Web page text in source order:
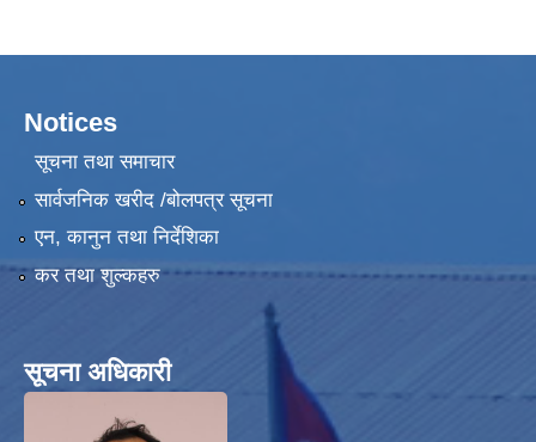
Notices
सूचना तथा समाचार
सार्वजनिक खरीद /बोलपत्र सूचना
एन, कानुन तथा निर्देशिका
कर तथा शुल्कहरु
सूचना अधिकारी